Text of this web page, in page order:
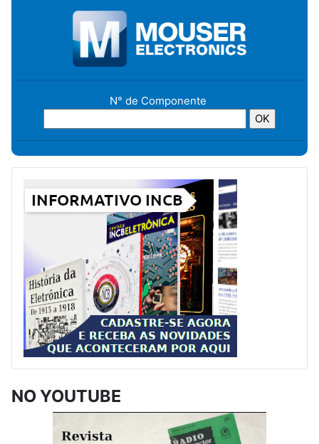
N° de Componente
NO YOUTUBE